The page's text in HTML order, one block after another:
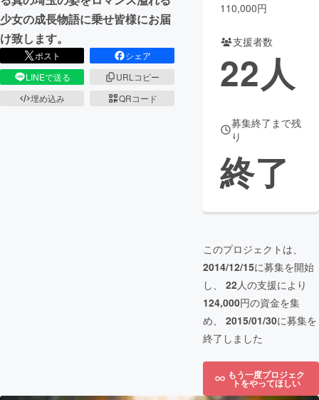
少女の成長物語に乗せ皆様にお届
け致します。
ポスト
シェア
LINEで送る
URLコピー
埋め込み
QRコード
110,000円
支援者数
22人
募集終了まで残
り
終了
このプロジェクトは、
2014/12/15に募集を開始
し、 22人の支援により
124,000円の資金を集
め、 2015/01/30に募集を
終了しました
もう一度プロジェク
トをやってほしい